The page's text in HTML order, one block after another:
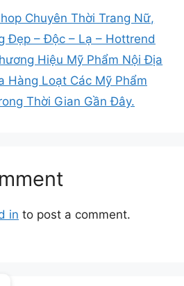
Chuyên Thời Trang Nữ,
Đẹp – Độc – Lạ – Hottrend
Hiệu Mỹ Phẩm Nội Địa
Hàng Loạt Các Mỹ Phẩm
Thời Gian Gần Đây.
in to post a comment.